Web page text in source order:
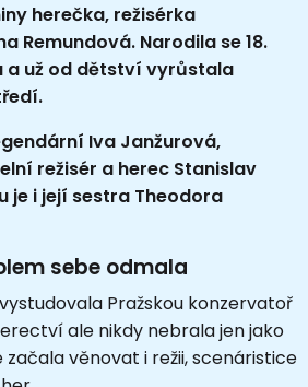
herečka, režisérka
Remundová. Narodila se 18.
a už od dětství vyrůstala
Iva Janžurová,
režisér a herec Stanislav
je i její sestra Theodora
sebe odmala
Pražskou konzervatoř
ale nikdy nebrala jen jako
začala věnovat i režii, scenáristice